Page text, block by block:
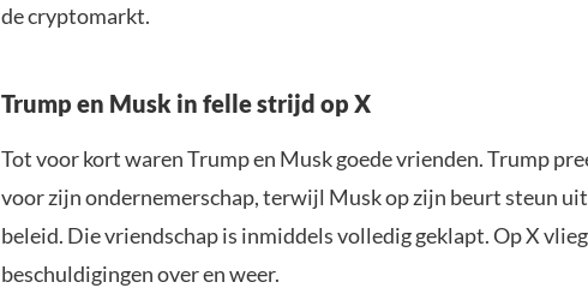
de cryptomarkt.
Trump en Musk in felle strijd op X
Tot voor kort waren Trump en Musk goede vrienden. Trump
voor zijn ondernemerschap, terwijl Musk op zijn beurt steun
beleid. Die vriendschap is inmiddels volledig geklapt. Op X
beschuldigingen over en weer.